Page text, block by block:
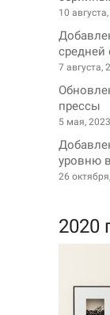
10
средней
7 августа,
прессы
5 мая, 2023
уровню
26
2020